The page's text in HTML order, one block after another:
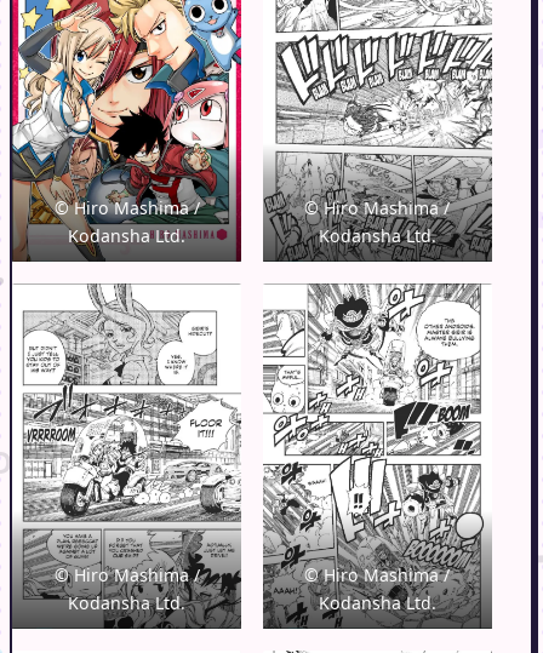
© Hiro Mashima /
Kodansha Ltd.
© Hiro Mashima /
Kodansha Ltd.
© Hiro Mashima /
Kodansha Ltd.
© Hiro Mashima /
Kodansha Ltd.